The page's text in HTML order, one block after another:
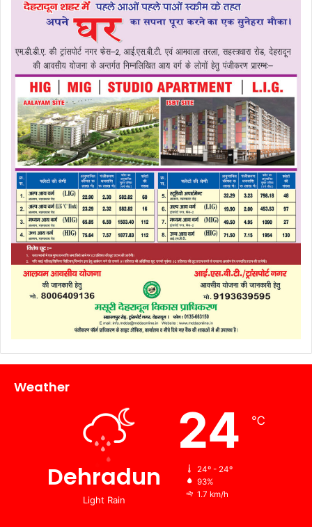
Weather
Dehradun
Light Rain
24 ℃
24º - 24º
93%
1.7 km/h